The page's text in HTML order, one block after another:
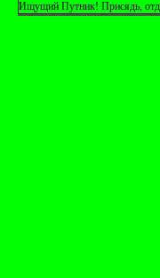
Ищущий Путник! Присядь,